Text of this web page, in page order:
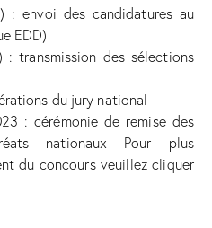
envoi des candidatures au
EDD)
transmission des sélections
du jury national
: cérémonie de remise des
nationaux Pour plus
du concours veuillez cliquer